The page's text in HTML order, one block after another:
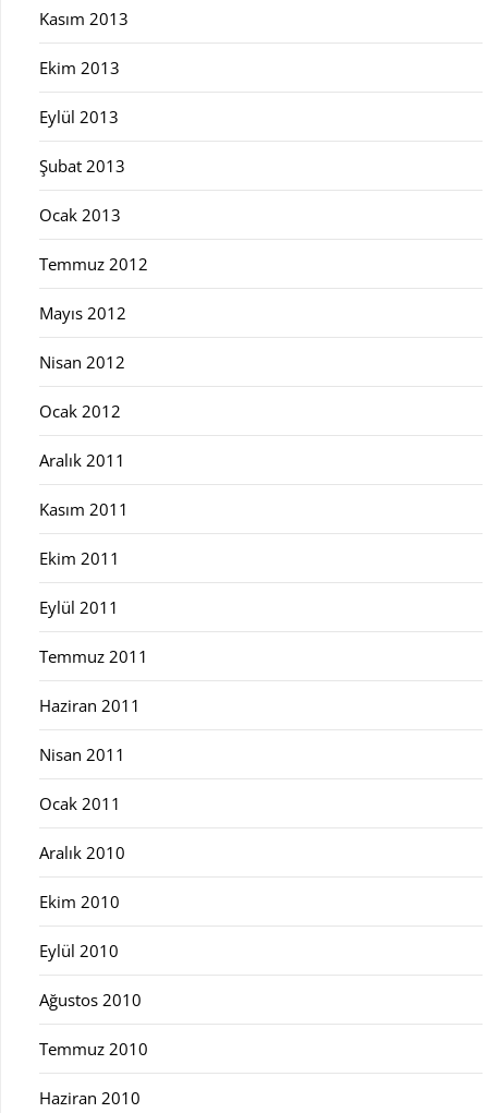
Kasım 2013
Ekim 2013
Eylül 2013
Şubat 2013
Ocak 2013
Temmuz 2012
Mayıs 2012
Nisan 2012
Ocak 2012
Aralık 2011
Kasım 2011
Ekim 2011
Eylül 2011
Temmuz 2011
Haziran 2011
Nisan 2011
Ocak 2011
Aralık 2010
Ekim 2010
Eylül 2010
Ağustos 2010
Temmuz 2010
Haziran 2010